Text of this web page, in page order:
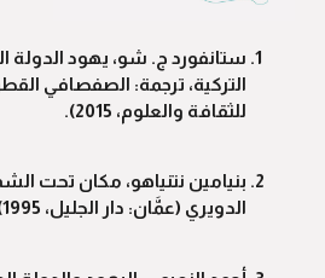
ستانفورد ج. شو، يهود الدولة
التركية، ترجمة: الصفصافي
للثقافة والعلوم، 2015).
بنيامين نتنياهو، مكان تحت
الدويري (عمَّان: دار الجليل، 1995).